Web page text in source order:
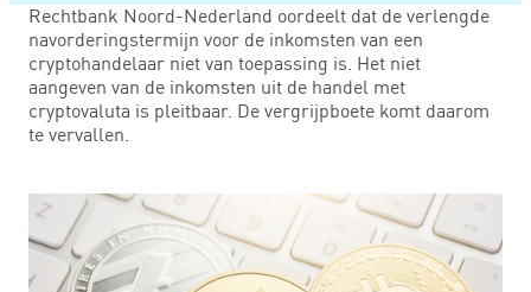
Rechtbank Noord-Nederland oordeelt dat de verlengde
navorderingstermijn voor de inkomsten van een
cryptohandelaar niet van toepassing is. Het niet
aangeven van de inkomsten uit de handel met
cryptovaluta is pleitbaar. De vergrijpboete komt daarom
te vervallen.